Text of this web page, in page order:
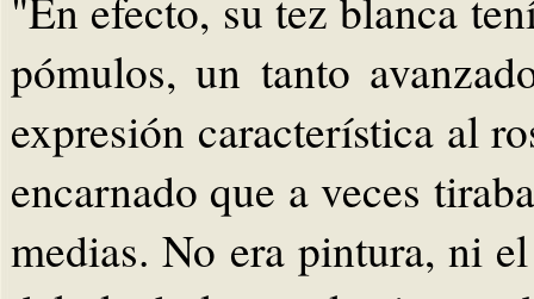
"En efecto, su tez blanca
pómulos, un tanto
expresión característica al
encarnado que a veces
medias. No era pintura, ni